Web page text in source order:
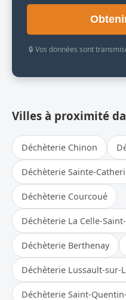
🔒 Vos données sont
Villes à proximité
Déchèterie Chinon
Déchèterie Sainte-
Déchèterie Courcoué
Déchèterie La Celle-
Déchèterie Berthenay
Déchèterie Lussault-sur-
Déchèterie Saint-